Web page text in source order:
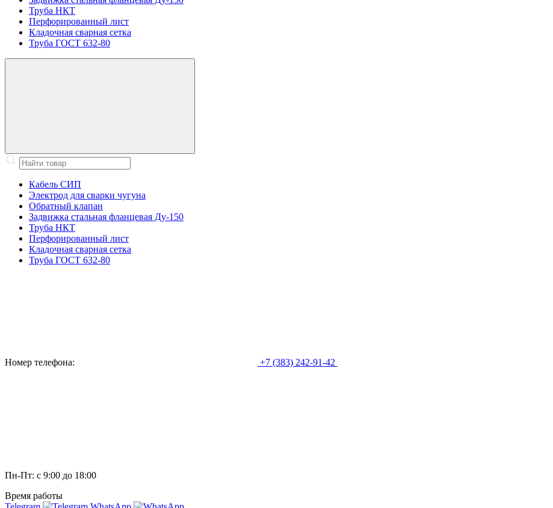
Труба НКТ
Перфорированный лист
Кладочная сварная сетка
Труба ГОСТ 632-80
Кабель СИП
Электрод для сварки чугуна
Обратный клапан
Задвижка стальная фланцевая Ду-150
Труба НКТ
Перфорированный лист
Кладочная сварная сетка
Труба ГОСТ 632-80
Номер телефона: +7 (383) 242-91-42
Пн-Пт: с 9:00 до 18:00
Время работы